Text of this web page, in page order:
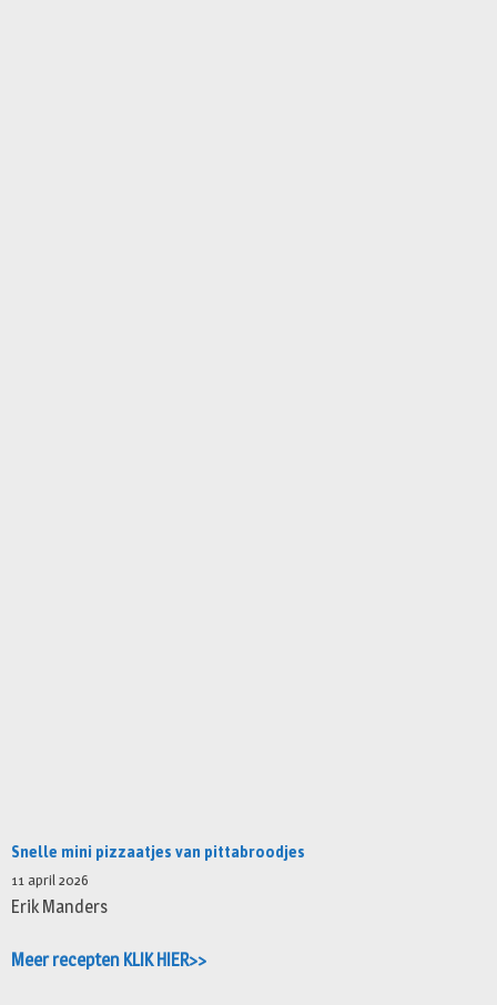
Snelle mini pizzaatjes van pittabroodjes
11 april 2026
Erik Manders
Meer recepten KLIK HIER>>